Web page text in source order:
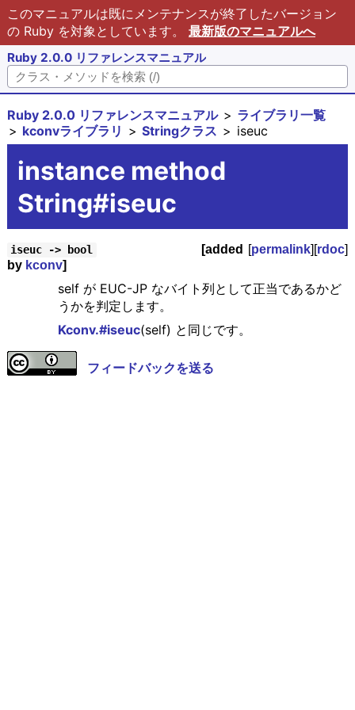
このマニュアルは既にメンテナンスが終了したバージョン
の Ruby を対象としています。 最新版のマニュアルへ
Ruby 2.0.0 リファレンスマニュアル
Ruby 2.0.0 リファレンスマニュアル
ライブラリ一覧
kconvライブラリ
Stringクラス iseuc
instance method
String#iseuc
iseuc -> bool [permalink][rdoc]
[added
by kconv]
self が EUC-JP なバイト列として正当であるかど
うかを判定します。
Kconv.#iseuc(self) と同じです。
フィードバックを送る